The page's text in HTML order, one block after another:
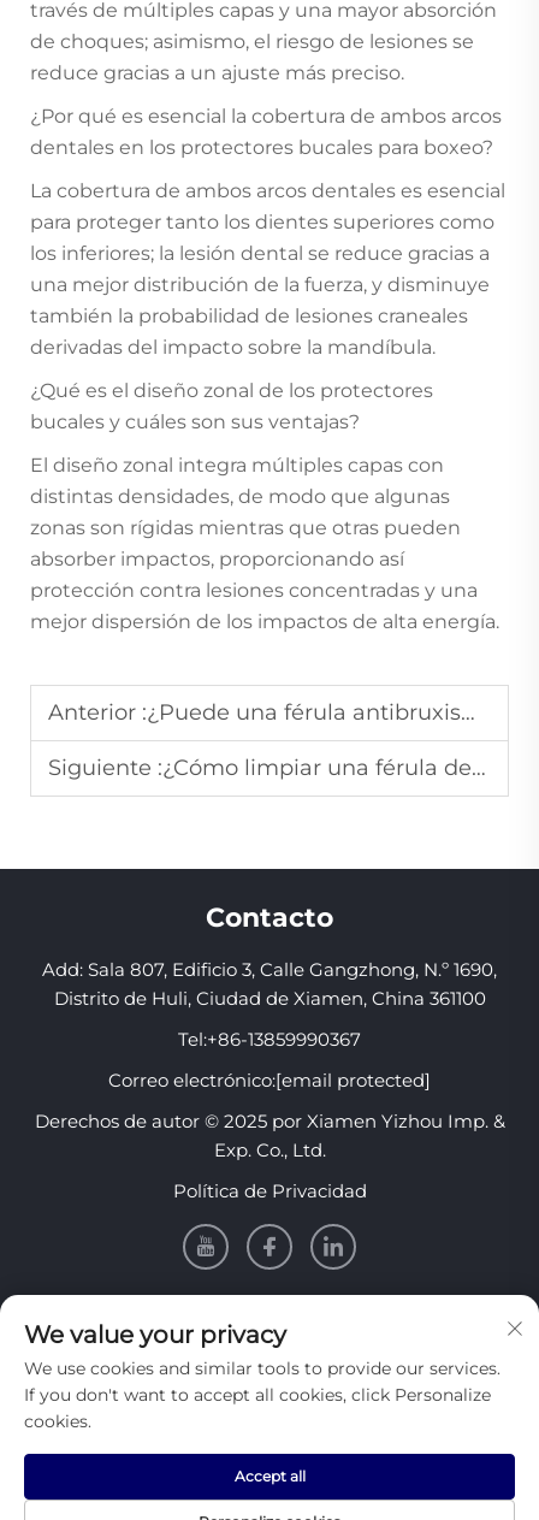
través de múltiples capas y una mayor absorción
de choques; asimismo, el riesgo de lesiones se
reduce gracias a un ajuste más preciso.
¿Por qué es esencial la cobertura de ambos arcos
dentales en los protectores bucales para boxeo?
La cobertura de ambos arcos dentales es esencial
para proteger tanto los dientes superiores como
los inferiores; la lesión dental se reduce gracias a
una mejor distribución de la fuerza, y disminuye
también la probabilidad de lesiones craneales
derivadas del impacto sobre la mandíbula.
¿Qué es el diseño zonal de los protectores
bucales y cuáles son sus ventajas?
El diseño zonal integra múltiples capas con
distintas densidades, de modo que algunas
zonas son rígidas mientras que otras pueden
absorber impactos, proporcionando así
protección contra lesiones concentradas y una
mejor dispersión de los impactos de alta energía.
Anterior :¿Puede una férula antibruxismo ayudar a reducir el dolor mandibular causado por el rechinamiento de dientes?
Siguiente :¿Cómo limpiar una férula deportiva después de cada uso para evitar bacterias?
Contacto
Add: Sala 807, Edificio 3, Calle Gangzhong, N.º 1690,
Distrito de Huli, Ciudad de Xiamen, China 361100
Tel:+86-13859990367
Correo electrónico:[email protected]
Derechos de autor © 2025 por Xiamen Yizhou Imp. &
Exp. Co., Ltd.
Política de Privacidad
Información
Regístrese para recibir nuestro boletín semanal
Enviar
We value your privacy
We use cookies and similar tools to provide our services.
If you don't want to accept all cookies, click Personalize
cookies.
Accept all